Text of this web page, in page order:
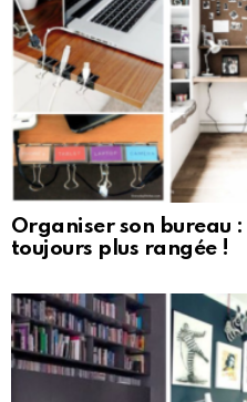
Organiser son bureau
toujours plus rangée !